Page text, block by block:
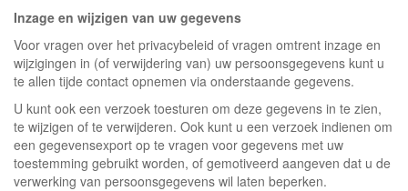
Inzage en wijzigen van uw gegevens
Voor vragen over het privacybeleid of vragen omtrent inzage en
wijzigingen in (of verwijdering van) uw persoonsgegevens kunt u
te allen tijde contact opnemen via onderstaande gegevens.
U kunt ook een verzoek toesturen om deze gegevens in te zien,
te wijzigen of te verwijderen. Ook kunt u een verzoek indienen om
een gegevensexport op te vragen voor gegevens met uw
toestemming gebruikt worden, of gemotiveerd aangeven dat u de
verwerking van persoonsgegevens wil laten beperken.